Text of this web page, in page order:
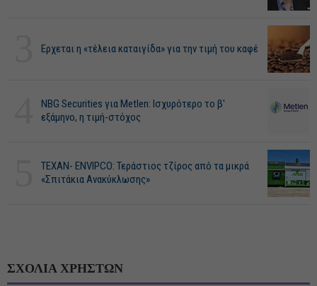
Ερχεται η «τέλεια καταιγίδα» για την τιμή του καφέ
NBG Securities για Metlen: Ισχυρότερο το β'
εξάμηνο, η τιμή-στόχος
ΤΕΧΑΝ- ENVIPCO: Τεράστιος τζίρος από τα μικρά
«Σπιτάκια Ανακύκλωσης»
ΣΧΟΛΙΑ ΧΡΗΣΤΩΝ